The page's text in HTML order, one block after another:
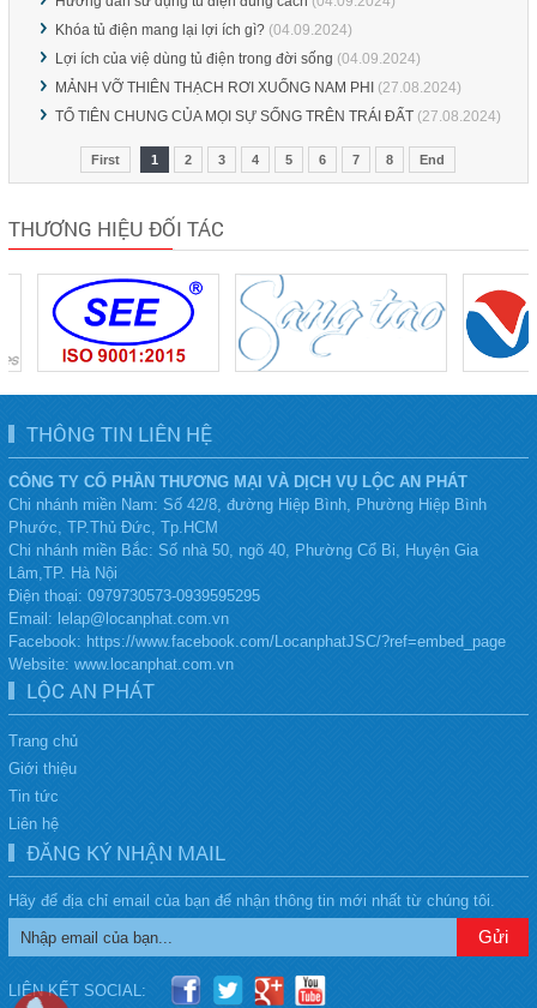
Khóa tủ điện mang lại lợi ích gì?(04.09.2024)
Lợi ích của việ dùng tủ điện trong đời sống (04.09.2024)
MẢNH VỠ THIÊN THẠCH RƠI XUỐNG NAM PHI
(27.08.2024)
TỔ TIÊN CHUNG CỦA MỌI SỰ SỐNG TRÊN TRÁI ĐẤT(27.08.2024)
First 1 2 3 4 5 6 7 8 End
THƯƠNG HIỆU ĐỐI TÁC
THÔNG TIN LIÊN HỆ
CÔNG TY CỔ PHẦN THƯƠNG MẠI VÀ DỊCH VỤ LỘC AN PHÁT
Chi nhánh miền Nam: Số 42/8, đường Hiệp Bình, Phường Hiệp Bình
Phước, TP.Thủ Đức, Tp.HCM
Chi nhánh miền Bắc: Số nhà 50, ngõ 40, Phường Cổ Bi, Huyện Gia
Lâm,TP. Hà Nội
Điện thoại: 0979730573-0939595295
Email: lelap@locanphat.com.vn
Facebook: https://www.facebook.com/LocanphatJSC/?ref=embed_page
Website: www.locanphat.com.vn
LỘC AN PHÁT
Trang chủ
Giới thiệu
Tin tức
Liên hệ
ĐĂNG KÝ NHẬN MAIL
Hãy để địa chỉ email của bạn để nhận thông tin mới nhất từ chúng tôi.
LIÊN KẾT SOCIAL: